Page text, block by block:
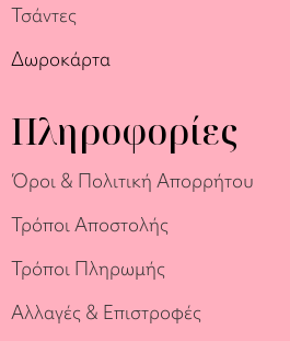
Τσάντες
Δωροκάρτα
Πληροφορίες
Όροι & Πολιτική Απορρήτου
Τρόποι Αποστολής
Τρόποι Πληρωμής
Αλλαγές & Επιστροφές